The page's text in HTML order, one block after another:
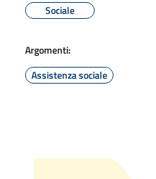
Sociale
Argomenti:
Assistenza sociale